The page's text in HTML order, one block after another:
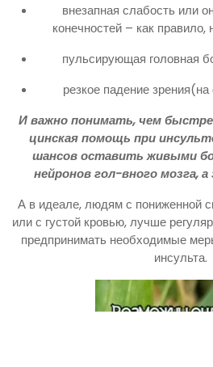
внезапная слабость или
конечностей – как правило,
пульсирующая головная
резкое падение
И важно понимать, чем
цинская помощь при
шансов оставить живыми
нейронов гол-вного мозга,
А в идеале, людям с пониженной
или с густой кровью, лучше
предпринимать необходимые
инсульта.